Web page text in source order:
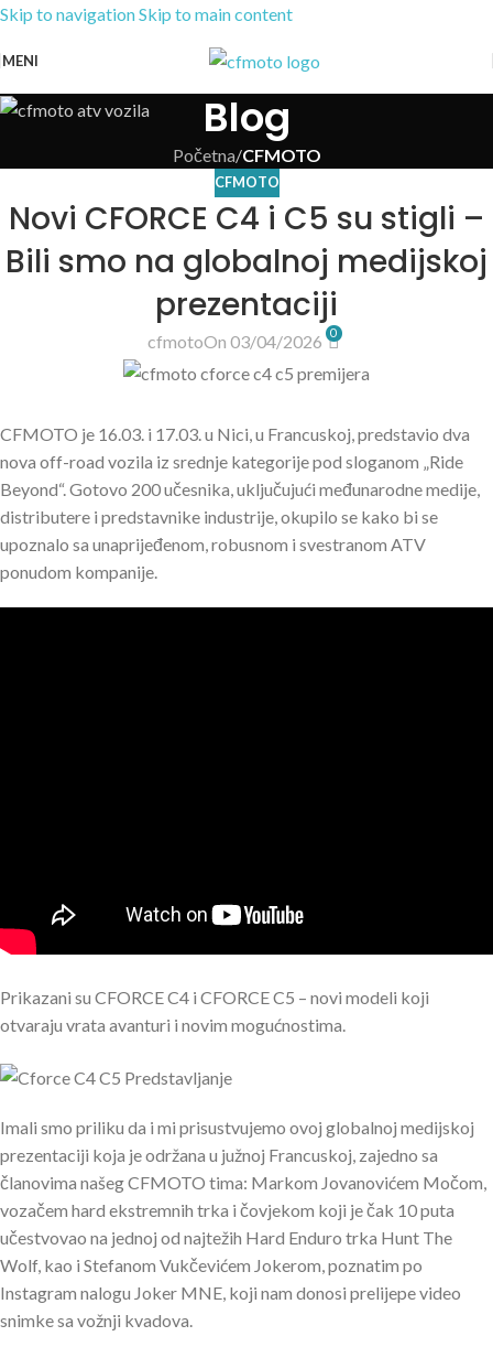
Skip to navigationSkip to main content
MENI
Blog
Početna/CFMOTO
CFMOTO
Novi CFORCE C4 i C5 su stigli –
Bili smo na globalnoj medijskoj
prezentaciji
cfmotoOn 03/04/2026 0
CFMOTO je 16.03. i 17.03. u Nici, u Francuskoj, predstavio dva
nova off-road vozila iz srednje kategorije pod sloganom „Ride
Beyond“. Gotovo 200 učesnika, uključujući međunarodne medije,
distributere i predstavnike industrije, okupilo se kako bi se
upoznalo sa unaprijeđenom, robusnom i svestranom ATV
ponudom kompanije.
Prikazani su CFORCE C4 i CFORCE C5 – novi modeli koji
otvaraju vrata avanturi i novim mogućnostima.
Imali smo priliku da i mi prisustvujemo ovoj globalnoj medijskoj
prezentaciji koja je održana u južnoj Francuskoj, zajedno sa
članovima našeg CFMOTO tima: Markom Jovanovićem Močom,
vozačem hard ekstremnih trka i čovjekom koji je čak 10 puta
učestvovao na jednoj od najtežih Hard Enduro trka Hunt The
Wolf, kao i Stefanom Vukčevićem Jokerom, poznatim po
Instagram nalogu Joker MNE, koji nam donosi prelijepe video
snimke sa vožnji kvadova.